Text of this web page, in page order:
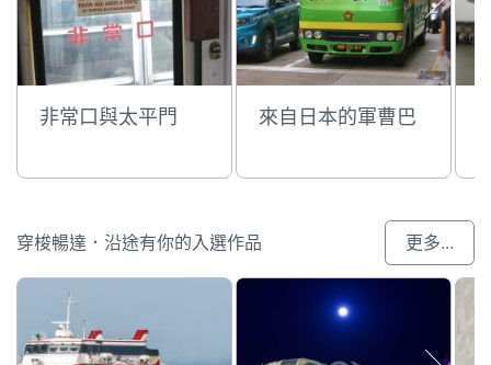
非常口與太平門 來自日本的軍曹巴
穿梭暢達．沿途有你的入選作品 更多...